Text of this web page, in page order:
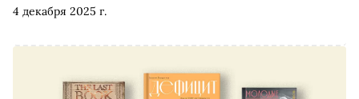
4 декабря 2025 г.
дружбы. В первый день зимней ярмарки non/fictio№27